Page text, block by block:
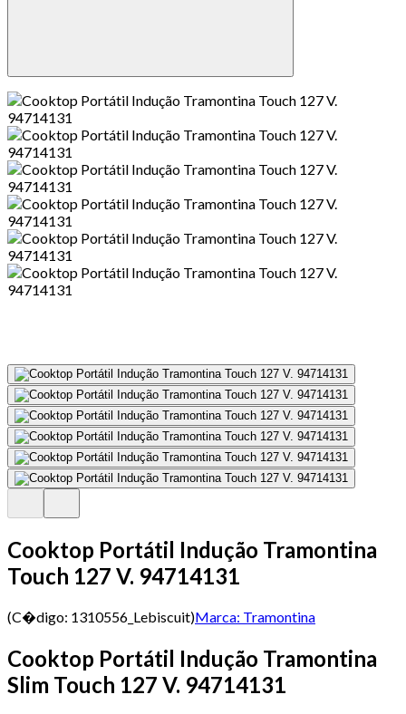
Cooktop Portátil Indução Tramontina
Touch 127 V. 94714131
(C�digo: 1310556_Lebiscuit)Marca: Tramontina
Cooktop Portátil Indução Tramontina
Slim Touch 127 V. 94714131